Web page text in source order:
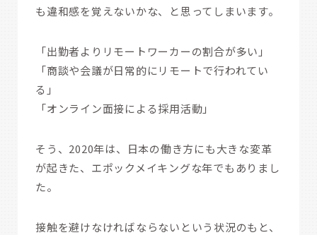
も違和感を覚えないかな、と思ってしまいます。
「出勤者よりリモートワーカーの割合が多い」
「商談や会議が日常的にリモートで行われてい
る」
「オンライン面接による採用活動」
そう、2020年は、日本の働き方にも大きな変革
が起きた、エポックメイキングな年でもありまし
た。
接触を避けなければならないという状況のもと、